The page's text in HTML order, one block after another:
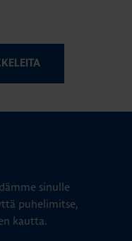
sinulle
puhelimitse,
kautta.